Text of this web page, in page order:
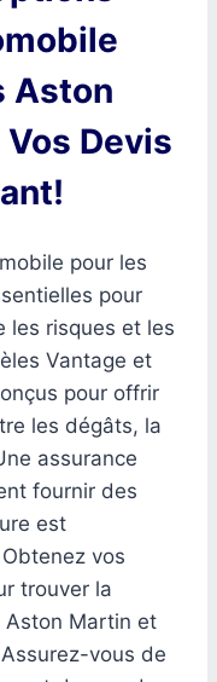
Aston
Devis
pour les
pour
les risques et les
Vantage et
pour offrir
les dégâts, la
assurance
fournir des
est
vos
trouver la
Martin et
vous de